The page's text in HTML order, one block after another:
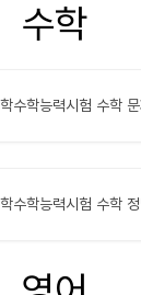
수학
수학
수학